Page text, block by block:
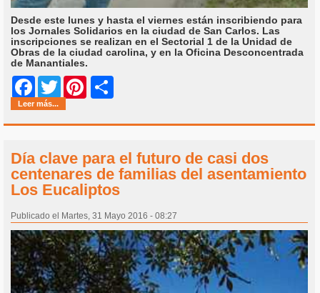
Desde este lunes y hasta el viernes están inscribiendo para
los Jornales Solidarios en la ciudad de San Carlos. Las
inscripciones se realizan en el Sectorial 1 de la Unidad de
Obras de la ciudad carolina, y en la Oficina Desconcentrada
de Manantiales.
Facebook
Twitter Pinterest
Leer más...
Día clave para el futuro de casi dos
centenares de familias del asentamiento
Los Eucaliptos
Publicado el Martes, 31 Mayo 2016 - 08:27